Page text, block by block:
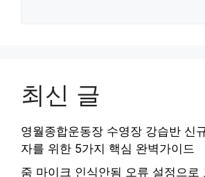
최신 글
영월종합운동장 수영장 강습반 신
자를 위한 5가지 핵심 완벽가이드
줌 마이크 인식안됨 오류 설정으로